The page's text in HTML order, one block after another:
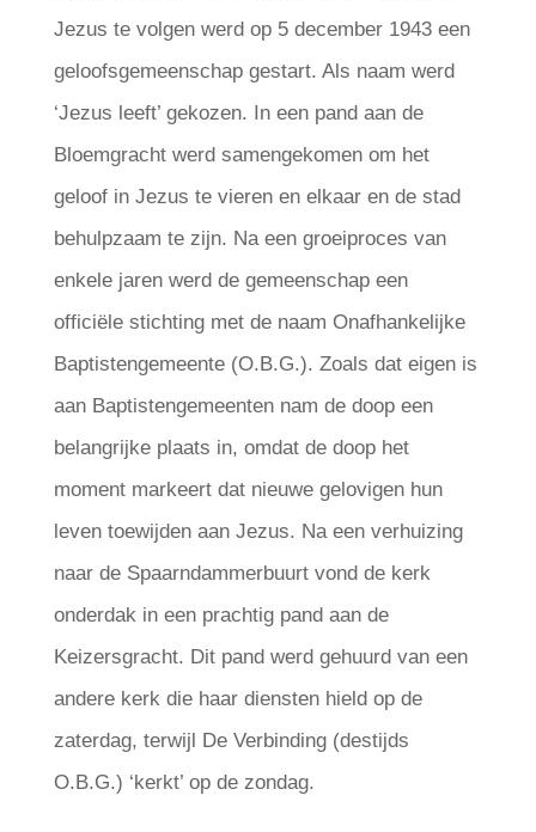
Jezus te volgen werd op 5 december 1943 een
geloofsgemeenschap gestart. Als naam werd
‘Jezus leeft’ gekozen. In een pand aan de
Bloemgracht werd samengekomen om het
geloof in Jezus te vieren en elkaar en de stad
behulpzaam te zijn. Na een groeiproces van
enkele jaren werd de gemeenschap een
officiële stichting met de naam Onafhankelijke
Baptistengemeente (O.B.G.). Zoals dat eigen is
aan Baptistengemeenten nam de doop een
belangrijke plaats in, omdat de doop het
moment markeert dat nieuwe gelovigen hun
leven toewijden aan Jezus. Na een verhuizing
naar de Spaarndammerbuurt vond de kerk
onderdak in een prachtig pand aan de
Keizersgracht. Dit pand werd gehuurd van een
andere kerk die haar diensten hield op de
zaterdag, terwijl De Verbinding (destijds
O.B.G.) ‘kerkt’ op de zondag.